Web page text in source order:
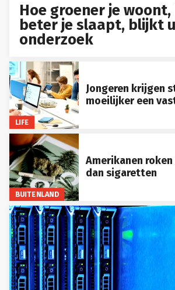
Hoe groener je woont,
beter je slaapt, blijkt
onderzoek
LIFE
Jongeren krijgen
moeilijker een
BUITENLAND
Amerikanen
dan sigaretten